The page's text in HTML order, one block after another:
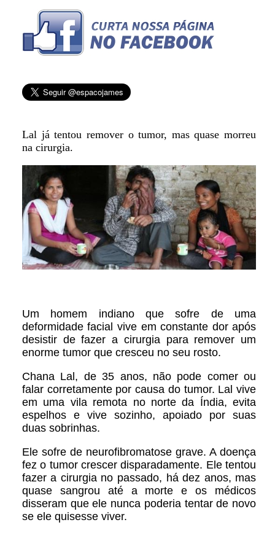
Lal já tentou remover o tumor, mas quase morreu
na cirurgia.
Um homem indiano que sofre de uma
deformidade facial vive em constante dor após
desistir de fazer a cirurgia para remover um
enorme tumor que cresceu no seu rosto.
Chana Lal, de 35 anos, não pode comer ou
falar corretamente por causa do tumor. Lal vive
em uma vila remota no norte da Índia, evita
espelhos e vive sozinho, apoiado por suas
duas sobrinhas.
Ele sofre de neurofibromatose grave. A doença
fez o tumor crescer disparadamente. Ele tentou
fazer a cirurgia no passado, há dez anos, mas
quase sangrou até a morte e os médicos
disseram que ele nunca poderia tentar de novo
se ele quisesse viver.